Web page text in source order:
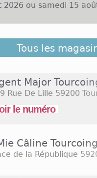
2026 ou samedi 15
Tourcoing, située
Lille, compte près
à 13h00) et plus
Bruges, Star Folies,
surfaces
Match (ouverts le
Tous les
Major
Rue De Lille 59200
le numéro
Câline Tourcoing
de la République